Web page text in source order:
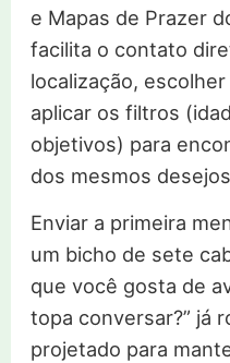
e Mapas de Prazer
facilita o contato
localização,
aplicar os filtros
objetivos) para
dos mesmos
Enviar a primeira
um bicho de sete
que você gosta de
topa conversar?” já
projetado para